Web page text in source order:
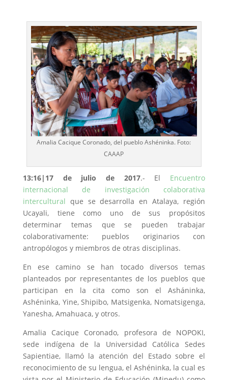
Amalia Cacique Coronado, del pueblo Ashéninka. Foto:
CAAAP
13:16|17 de julio de 2017.- El Encuentro
internacional de investigación colaborativa
intercultural que se desarrolla en Atalaya, región
Ucayali, tiene como uno de sus propósitos
determinar temas que se pueden trabajar
colaborativamente: pueblos originarios con
antropólogos y miembros de otras disciplinas.
En ese camino se han tocado diversos temas
planteados por representantes de los pueblos que
participan en la cita como son el Asháninka,
Ashéninka, Yine, Shipibo, Matsigenka, Nomatsigenga,
Yanesha, Amahuaca, y otros.
Amalia Cacique Coronado, profesora de NOPOKI,
sede indígena de la Universidad Católica Sedes
Sapientiae, llamó la atención del Estado sobre el
reconocimiento de su lengua, el Ashéninka, la cual es